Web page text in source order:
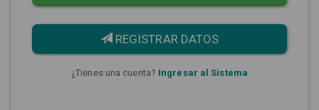
REGISTRAR DATOS
¿Tienes una cuenta? Ingresar al Sistema